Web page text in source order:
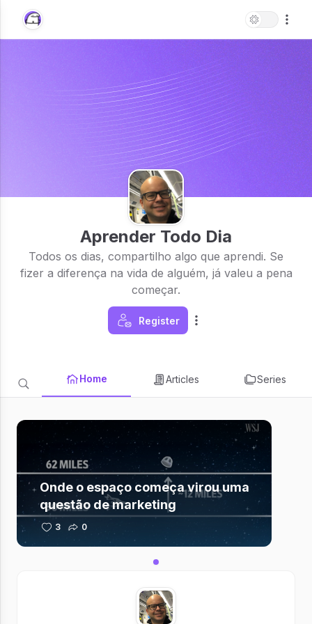
Aprender Todo Dia
Todos os dias, compartilho algo que aprendi. Se
fizer a diferença na vida de alguém, já valeu a pena
começar.
Register
Home Articles Series
Onde o espaço começa virou uma
questão de marketing
3 0